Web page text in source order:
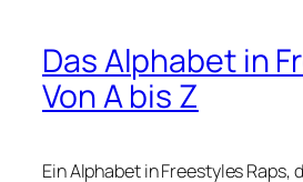
Das Alphabet in
Von A bis Z
Ein Alphabet in Freestyles Raps,